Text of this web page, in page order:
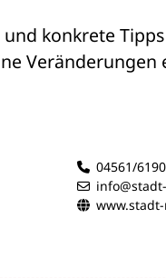
konkrete
Veränderungen
04561/6190